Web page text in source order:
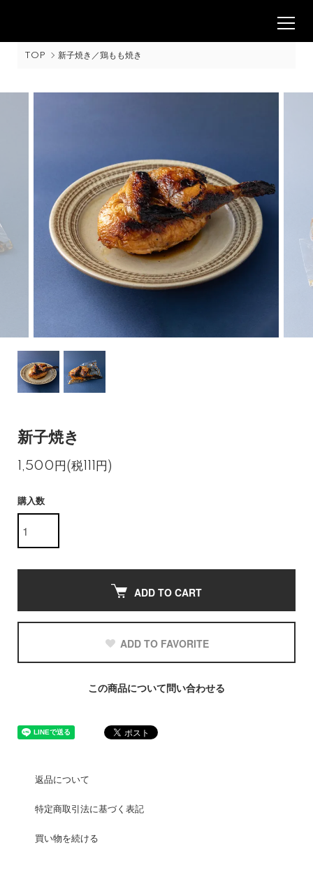
TOP 新子焼き／鶏もも焼き
新子焼き
1,500円(税111円)
購入数
ADD TO CART
ADD TO FAVORITE
この商品について問い合わせる
返品について
特定商取引法に基づく表記
買い物を続ける